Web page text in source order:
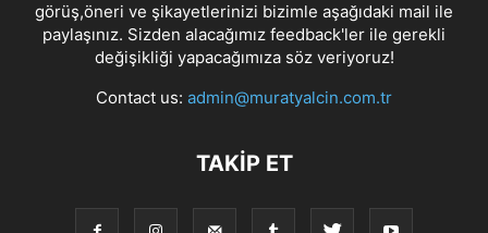
görüş,öneri ve şikayetlerinizi bizimle aşağıdaki mail ile
paylaşınız. Sizden alacağımız feedback'ler ile gerekli
değişikliği yapacağımıza söz veriyoruz!
Contact us: admin@muratyalcin.com.tr
TAKIP ET